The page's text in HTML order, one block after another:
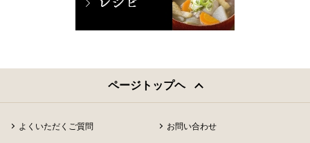
ページトップヘ
よくいただくご質問 お問い合わせ